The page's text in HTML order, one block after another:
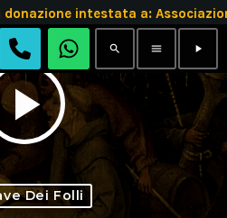
intestata a:
search menu play_arrow
Dei Folli